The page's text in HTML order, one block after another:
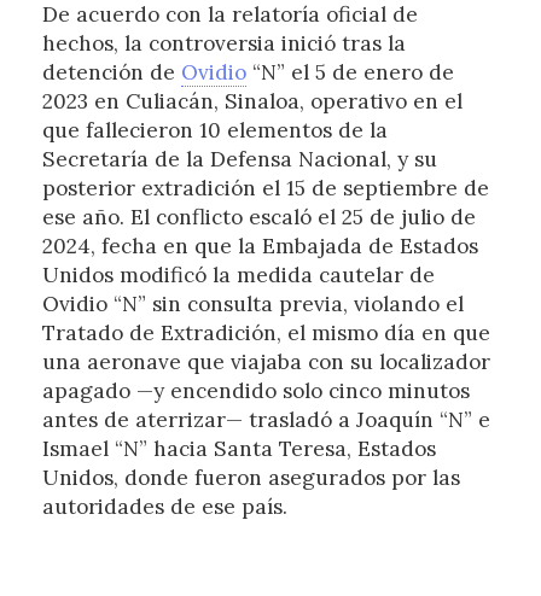
De acuerdo con la relatoría oficial de
hechos, la controversia inició tras la
detención de Ovidio“N” el 5 de enero de
2023 en Culiacán, Sinaloa, operativo en el
que fallecieron 10 elementos de la
Secretaría de la Defensa Nacional, y su
posterior extradición el 15 de septiembre de
ese año. El conflicto escaló el 25 de julio de
2024, fecha en que la Embajada de Estados
Unidos modificó la medida cautelar de
Ovidio “N” sin consulta previa, violando el
Tratado de Extradición, el mismo día en que
una aeronave que viajaba con su localizador
apagado —y encendido solo cinco minutos
antes de aterrizar— trasladó a Joaquín “N” e
Ismael “N” hacia Santa Teresa, Estados
Unidos, donde fueron asegurados por las
autoridades de ese país.